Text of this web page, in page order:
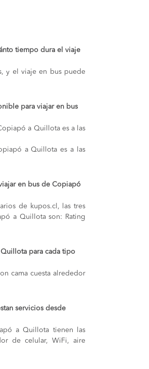
tiempo dura el viaje
y el viaje en bus puede
para viajar en bus
a Quillota es a las
a Quillota es a las
en bus de Copiapó
de kupos.cl, las tres
a Quillota son: Rating
para cada tipo
cama cuesta alrededor
servicios desde
a Quillota tienen las
de celular, WiFi, aire